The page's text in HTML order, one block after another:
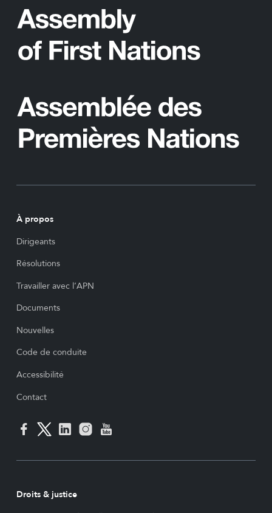
À propos
Dirigeants
Résolutions
Travailler avec l’APN
Documents
Nouvelles
Code de conduite
Accessibilité
Contact
Droits & justice